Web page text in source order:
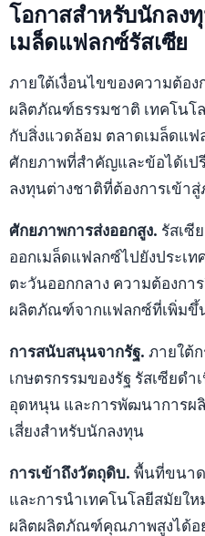
โอกาสสำหรับนักลง
เมล็ดแฟลกซ์รัสเซีย
ภายใต้เงื่อนไขของความต้อ
ผลิตภัณฑ์ธรรมชาติ เทคโนโ
กับสิ่งแวดล้อม ตลาดเมล็ดแฟ
ศักยภาพที่สำคัญและข้อได้เป
ลงทุนต่างชาติที่ต้องการเข้า
ศักยภาพการส่งออกสูง. รัสเซี
ออกเมล็ดแฟลกซ์ไปยังประเท
ตะวันออกกลาง ความต้องกา
ผลิตภัณฑ์จากแฟลกซ์ที่เพิ่มขึ้
การสนับสนุนจากรัฐ. ภายใต้
เกษตรกรรมของรัฐ รัสเซียดำ
อุดหนุน และการพัฒนาการผ
เสี่ยงสำหรับนักลงทุน
การเข้าถึงวัตถุดิบ. พื้นที่ขนา
และการนำเทคโนโลยีสมัยใ
ผลิตผลิตภัณฑ์คุณภาพสูงได้อ